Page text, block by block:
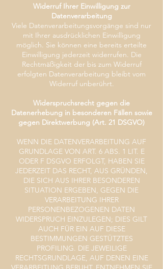
Widerruf Ihrer Einwilligung zur
Datenverarbeitung
Viele Datenverarbeitungsvorgänge sind nur
mit Ihrer ausdrücklichen Einwilligung
möglich. Sie können eine bereits erteilte
Einwilligung jederzeit widerrufen. Die
Rechtmäßigkeit der bis zum Widerruf
erfolgten Datenverarbeitung bleibt vom
Widerruf unberührt.
Widerspruchsrecht gegen die
Datenerhebung in besonderen Fällen sowie
gegen Direktwerbung (Art. 21 DSGVO)
WENN DIE DATENVERARBEITUNG AUF
GRUNDLAGE VON ART. 6 ABS. 1 LIT. E
ODER F DSGVO ERFOLGT, HABEN SIE
JEDERZEIT DAS RECHT, AUS GRÜNDEN,
DIE SICH AUS IHRER BESONDEREN
SITUATION ERGEBEN, GEGEN DIE
VERARBEITUNG IHRER
PERSONENBEZOGENEN DATEN
WIDERSPRUCH EINZULEGEN; DIES GILT
AUCH FÜR EIN AUF DIESE
BESTIMMUNGEN GESTÜTZTES
PROFILING. DIE JEWEILIGE
RECHTSGRUNDLAGE, AUF DENEN EINE